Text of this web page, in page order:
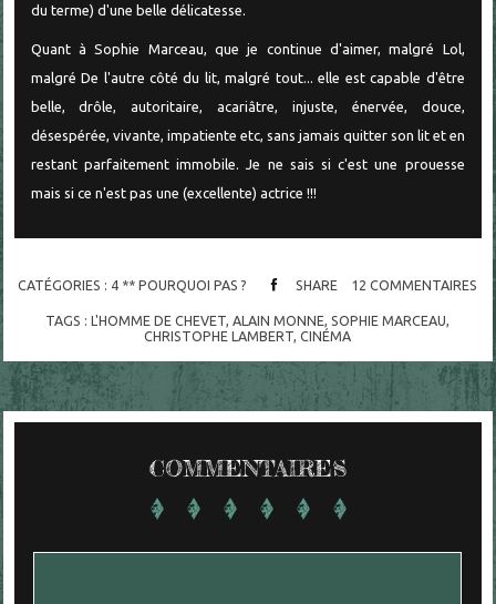
du terme) d'une belle délicatesse.
Quant à Sophie Marceau, que je continue d'aimer, malgré Lol,
malgré De l'autre côté du lit, malgré tout... elle est capable d'être
belle, drôle, autoritaire, acariâtre, injuste, énervée, douce,
désespérée, vivante, impatiente etc, sans jamais quitter son lit et en
restant parfaitement immobile. Je ne sais si c'est une prouesse
mais si ce n'est pas une (excellente) actrice !!!
CATÉGORIES : 4 ** POURQUOI PAS ? SHARE 12 COMMENTAIRES
TAGS :L'HOMME DE CHEVET,ALAIN MONNE,SOPHIE MARCEAU,
CHRISTOPHE LAMBERT,CINÉMA
COMMENTAIRES